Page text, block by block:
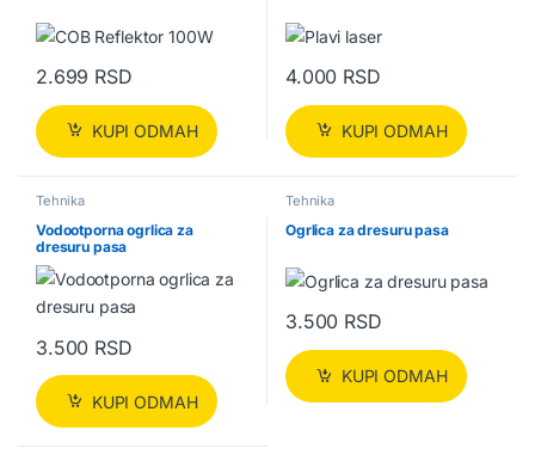
2.699 RSD
KUPI ODMAH
4.000 RSD
KUPI ODMAH
Tehnika
Vodootporna ogrlica za
dresuru pasa
3.500 RSD
KUPI ODMAH
Tehnika
Ogrlica za dresuru pasa
3.500 RSD
KUPI ODMAH